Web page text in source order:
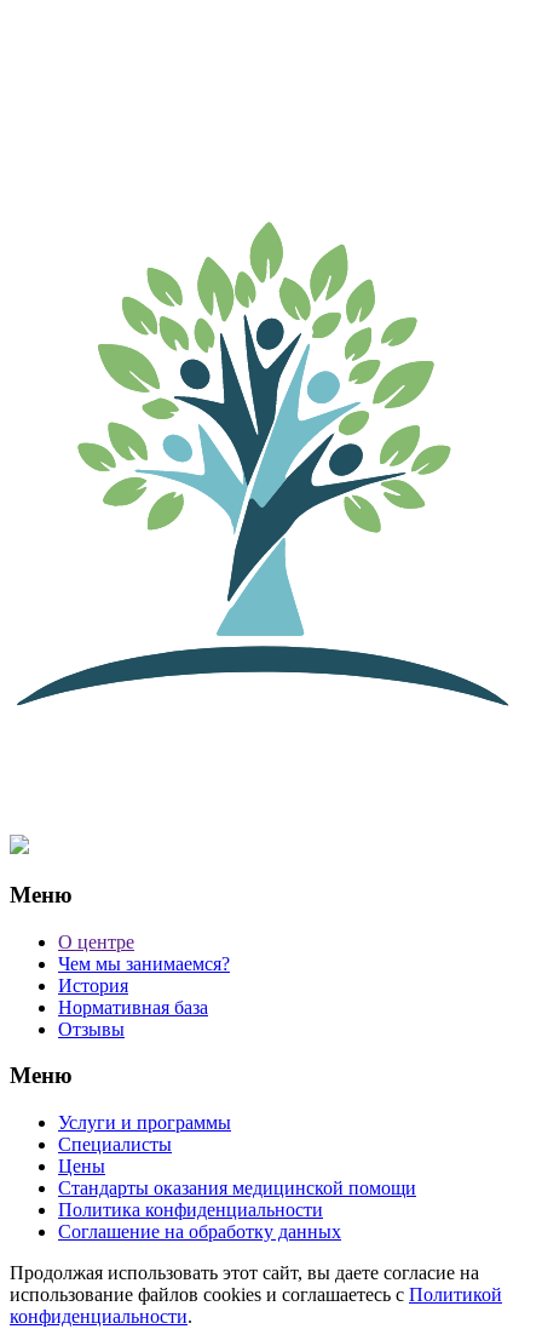
Меню
О центре
Чем мы занимаемся?
История
Нормативная база
Отзывы
Меню
Услуги и программы
Специалисты
Цены
Стандарты оказания медицинской помощи
Политика конфиденциальности
Соглашение на обработку данных
Продолжая использовать этот сайт, вы даете согласие на
использование файлов cookies и соглашаетесь с Политикой
конфиденциальности.